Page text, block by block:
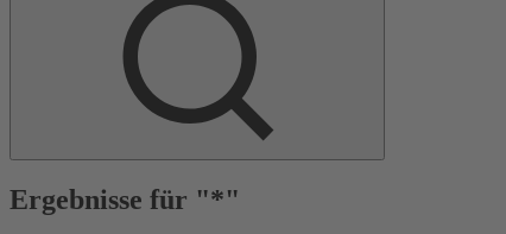
Ergebnisse für "*"